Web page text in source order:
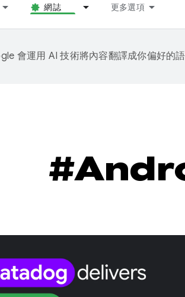
網誌 更多選項
會運用 AI 技術將內容翻譯成你偏好的語